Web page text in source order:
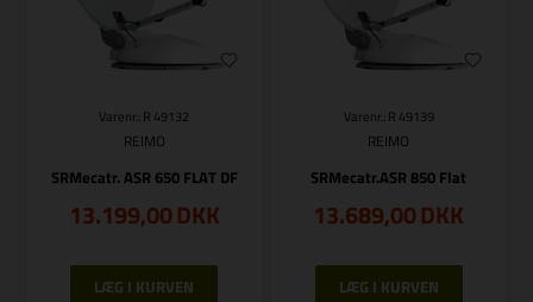
Varenr.: R 49132
REIMO
SRMecatr. ASR 650 FLAT DF
13.199,00DKK
Varenr.: R 49139
REIMO
SRMecatr.ASR 850 Flat
13.689,00DKK